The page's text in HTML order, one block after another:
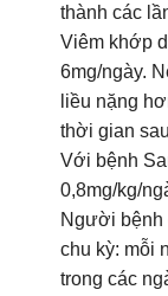
thành các
Viêm khớp
6mg/ngày.
liều nặng
thời gian
Với bệnh
0,8mg/kg/
Người bệnh
chu kỳ: mỗi
trong các